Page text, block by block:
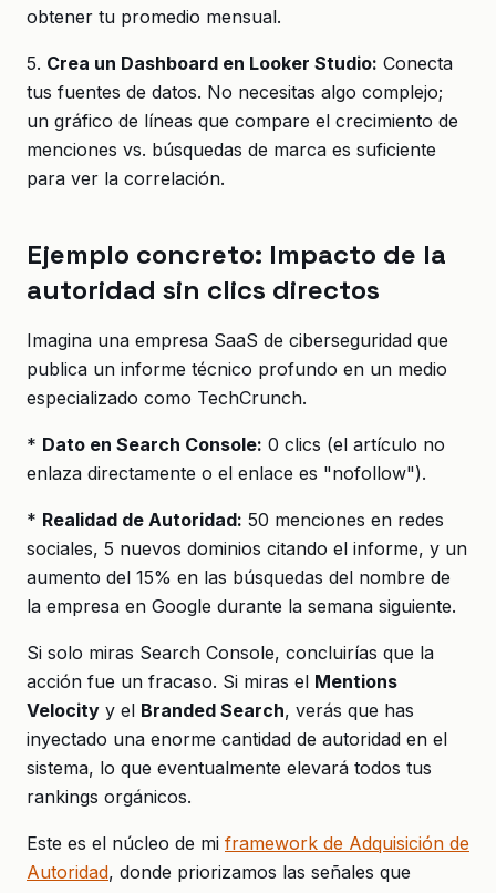
obtener tu promedio mensual.
5. Crea un Dashboard en Looker Studio: Conecta
tus fuentes de datos. No necesitas algo complejo;
un gráfico de líneas que compare el crecimiento de
menciones vs. búsquedas de marca es suficiente
para ver la correlación.
Ejemplo concreto: Impacto de la
autoridad sin clics directos
Imagina una empresa SaaS de ciberseguridad que
publica un informe técnico profundo en un medio
especializado como TechCrunch.
* Dato en Search Console: 0 clics (el artículo no
enlaza directamente o el enlace es "nofollow").
* Realidad de Autoridad: 50 menciones en redes
sociales, 5 nuevos dominios citando el informe, y un
aumento del 15% en las búsquedas del nombre de
la empresa en Google durante la semana siguiente.
Si solo miras Search Console, concluirías que la
acción fue un fracaso. Si miras el Mentions
Velocity y el Branded Search, verás que has
inyectado una enorme cantidad de autoridad en el
sistema, lo que eventualmente elevará todos tus
rankings orgánicos.
Este es el núcleo de mi framework de Adquisición de
Autoridad, donde priorizamos las señales que